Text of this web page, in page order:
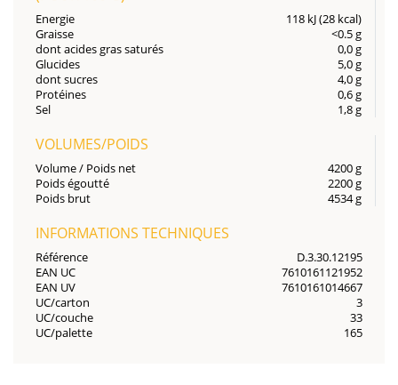
Energie
118 kJ (28 kcal)
Graisse
<0.5 g
dont acides gras saturés
0,0 g
Glucides
5,0 g
dont sucres
4,0 g
Protéines
0,6 g
Sel
1,8 g
VOLUMES/POIDS
Volume / Poids net
4200 g
Poids égoutté
2200 g
Poids brut
4534 g
INFORMATIONS TECHNIQUES
Référence
D.3.30.12195
EAN UC
7610161121952
EAN UV
7610161014667
UC/carton
3
UC/couche
33
UC/palette
165